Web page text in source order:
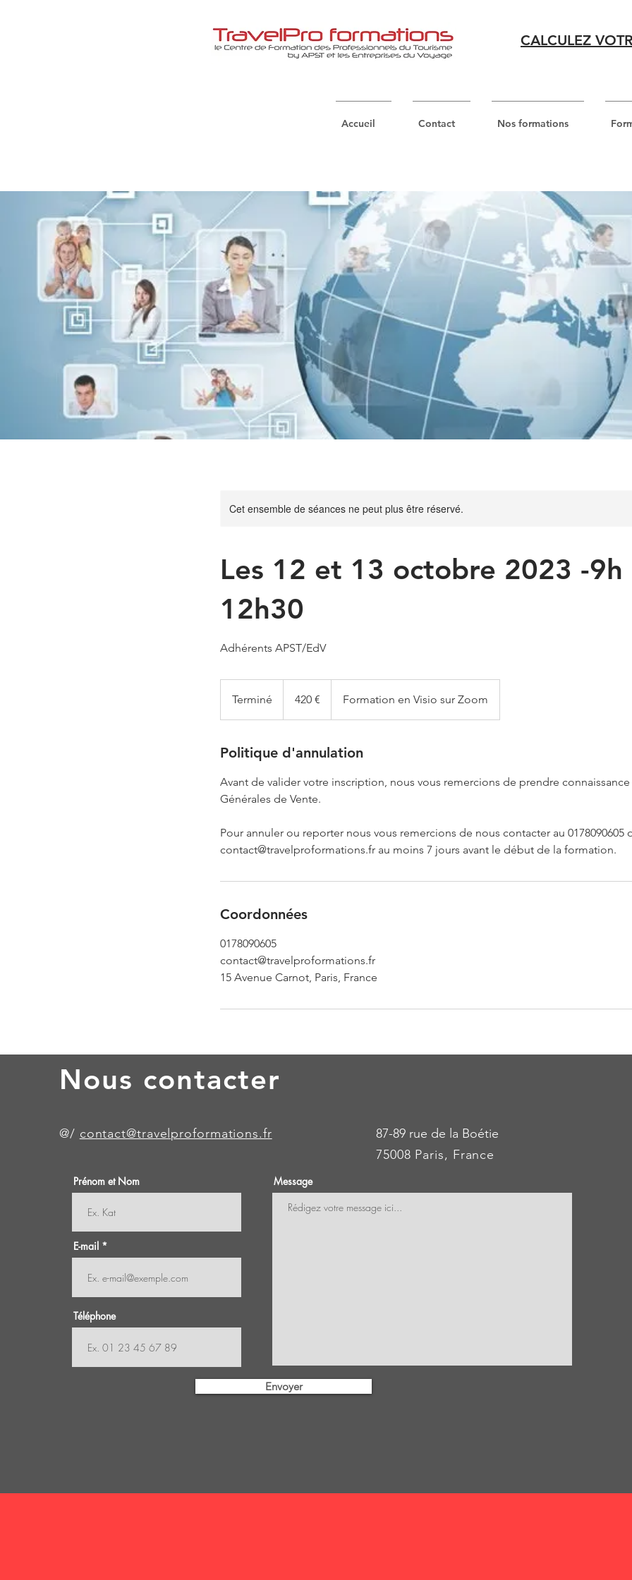
CALCULEZ
Accueil Contact Nos formations
Cet ensemble de séances ne peut plus être réservé.
Les 12 et 13 octobre 2023 -9h
12h30
Adhérents APST/EdV
Terminé
e
m
n
é
420 € Formation en Visio sur Zoom
Politique d'annulation
Avant de valider votre inscription, nous vous remercions de prendre
Générales de Vente.
Pour annuler ou reporter nous vous remercions de nous contacter au 0178090605
contact@travelproformations.fr au moins 7 jours avant le début de la formation.
Coordonnées
0178090605
contact@travelproformations.fr
15 Avenue Carnot, Paris, France
Nous contacter
@/ contact@travelproformations.fr
87-89 rue de la Boétie
75008 Paris, France
Prénom et Nom
E-mail
Téléphone
Message
Envoyer